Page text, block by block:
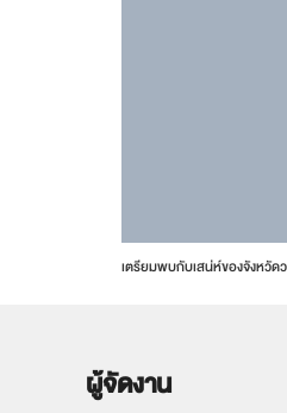
เตรียมพบกับเสน่ห์ของจังหวัด
ผู้จัดงาน